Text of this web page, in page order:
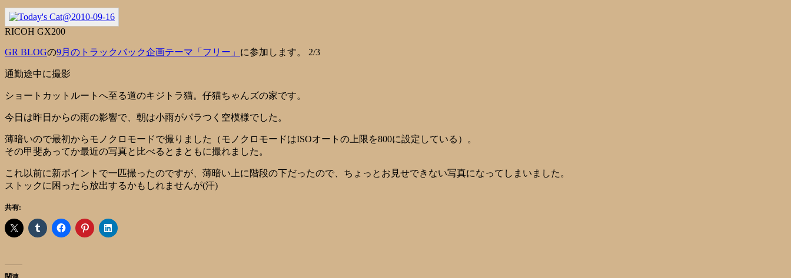
RICOH GX200
GR BLOGの9月のトラックバック企画テーマ「フリー」 に参加します。 2/3
通勤途中に撮影
ショートカットルートへ至る道のキジトラ猫。仔猫ちゃんズの家です。
今日は昨日からの雨の影響で、朝は小雨がパラつく空模様でした。
薄暗いので最初からモノクロモードで撮りました（モノクロモードはISOオートの上限を800に設定している）。
その甲斐あってか最近の写真と比べるとまともに撮れました。
これ以前に新ポイントで一匹撮ったのですが、薄暗い上に階段の下だったので、ちょっとお見せできない写真になってしまいました。
ストックに困ったら放出するかもしれませんが(汗)
共有: